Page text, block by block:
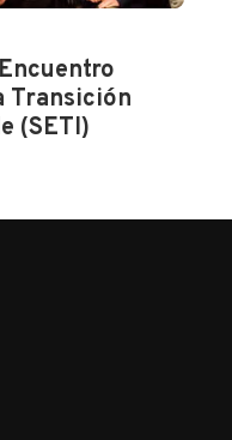
Transición
(SETI)